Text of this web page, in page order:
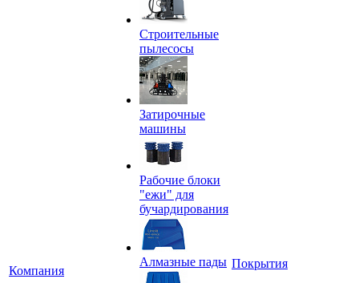
Компания
Строительные
пылесосы
Затирочные
машины
Рабочие блоки
"ежи" для
бучардирования
Алмазные пады Покрытия